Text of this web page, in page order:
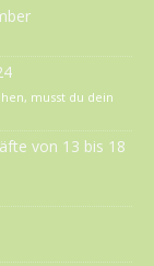
musst du dein
von 13 bis 18